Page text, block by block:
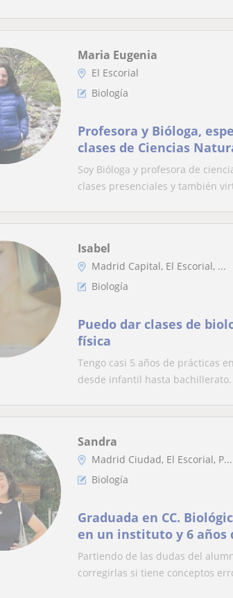
Maria Eugenia
El Escorial
Biología
Profesora y Bióloga,
clases de Ciencias
secundario y
Soy Bióloga y profesora de
clases presenciales y también
Isabel
Madrid Capital, El Escorial, ...
Biología
Puedo dar clases de
física
Tengo casi 5 años de prácticas
desde infantil hasta bachillerato.
Sandra
Madrid Ciudad, El Escorial, P...
Biología
Graduada en CC.
en un instituto y 6 años
particulares
Partiendo de las dudas del
corregirlas si tiene conceptos